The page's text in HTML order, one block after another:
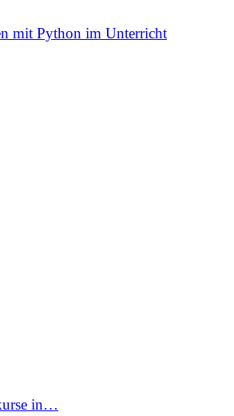
mit Python im Unterricht
in…